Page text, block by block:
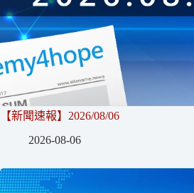
【新聞速報】2026/08/06
2026-08-06